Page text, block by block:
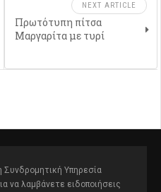
NEXT ARTICLE
Πρωτότυπη πίτσα
Μαργαρίτα με τυρί
Υπηρεσία
να λαμβάνετε ειδοποιήσεις